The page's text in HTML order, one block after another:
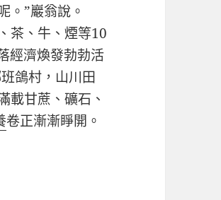
。”巖翁說。
茶、牛、煙等10
經濟煥發勃勃活
鴿村，山川田
載甘蔗、礦石、
卷正漸漸睜開。